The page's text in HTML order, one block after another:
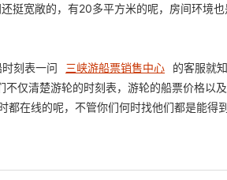
挺宽敞的，有20多平方米的呢，房间环境也
刻表一问 三峡游船票销售中心
的客服就
不仅清楚游轮的时刻表，游轮的船票价格以
都在线的呢，不管你们何时找他们都是能得到